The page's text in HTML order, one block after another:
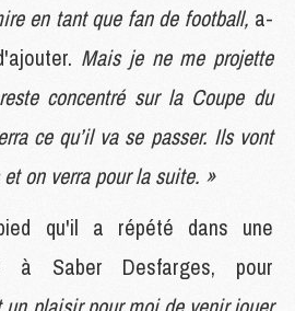
en tant que fan de football, a-
Mais je ne me projette
concentré sur la Coupe du
ce qu’il va se passer. Ils vont
et on verra pour la suite. »
qu'il a répété dans une
à Saber Desfarges, pour